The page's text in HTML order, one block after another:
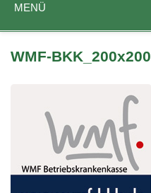
MENÜ
WMF-BKK_200x200